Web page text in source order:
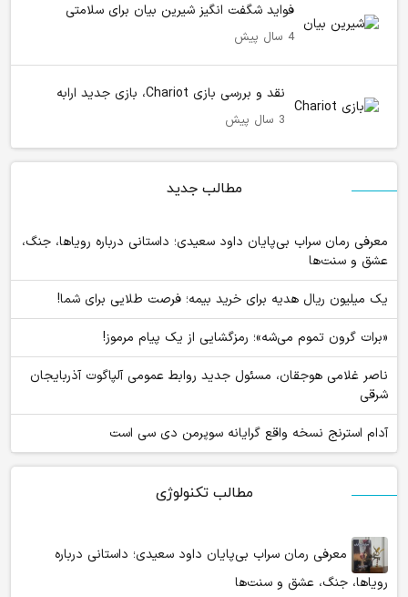
مطالب تکنولوژی
معرفی رمان سراب بی‌پایان داود سعیدی؛ داستانی درباره
رویاها، جنگ، عشق و سنت‌ها
فواید شگفت انگیز شیرین بیان برای سلامتی
4 سال پیش
نقد و بررسی بازی Chariot، بازی جدید ارابه
3 سال پیش
مطالب جدید
معرفی رمان سراب بی‌پایان داود سعیدی؛ داستانی درباره رویاها، جنگ،
عشق و سنت‌ها
یک میلیون ریال هدیه برای خرید بیمه؛ فرصت طلایی برای شما!
«برات گرون تموم می‌شه»؛ رمزگشایی از یک پیام مرموز!
ناصر غلامی هوجقان، مسئول جدید روابط عمومی آلپاگوت آذربایجان
شرقی
آدام استرنج نسخه واقع گرایانه سوپرمن دی سی است